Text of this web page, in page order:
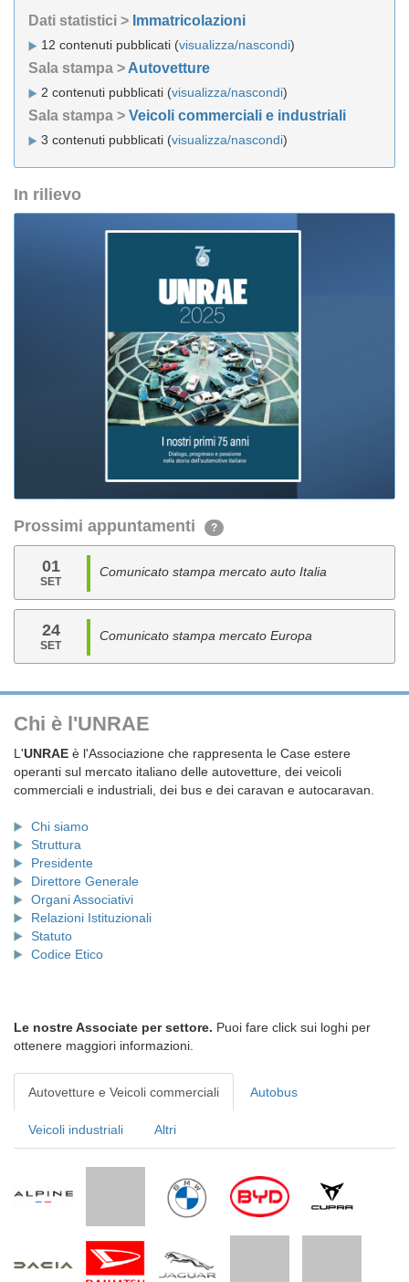
Dati statistici > Immatricolazioni
12 contenuti pubblicati (visualizza/nascondi)
Sala stampa > Autovetture
2 contenuti pubblicati (visualizza/nascondi)
Sala stampa > Veicoli commerciali e industriali
3 contenuti pubblicati (visualizza/nascondi)
In rilievo
Prossimi appuntamenti ?
01
SET
Comunicato stampa mercato auto Italia
24
SET
Comunicato stampa mercato Europa
Chi è l'UNRAE
L'UNRAE è l'Associazione che rappresenta le Case estere
operanti sul mercato italiano delle autovetture, dei veicoli
commerciali e industriali, dei bus e dei caravan e autocaravan.
Chi siamo
Struttura
Presidente
Direttore Generale
Organi Associativi
Relazioni Istituzionali
Statuto
Codice Etico
Le nostre Associate per settore. Puoi fare click sui loghi per
ottenere maggiori informazioni.
Autovetture e Veicoli commerciali Autobus
Veicoli industriali Altri